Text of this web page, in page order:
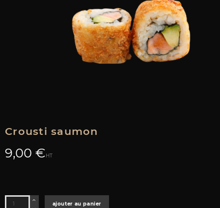
Crousti saumon
9,00 € HT
ajouter au panier